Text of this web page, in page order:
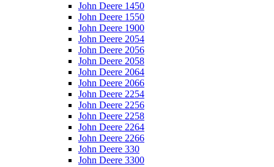
John Deere 1450
John Deere 1550
John Deere 1900
John Deere 2054
John Deere 2056
John Deere 2058
John Deere 2064
John Deere 2066
John Deere 2254
John Deere 2256
John Deere 2258
John Deere 2264
John Deere 2266
John Deere 330
John Deere 3300